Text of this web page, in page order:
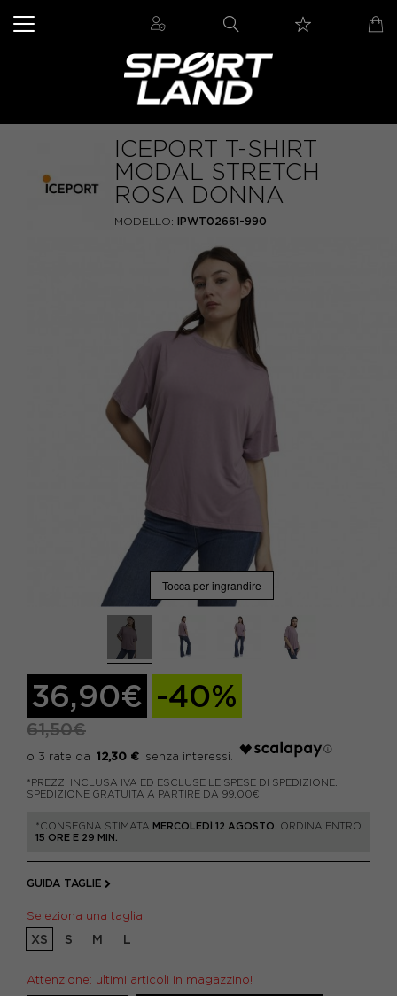
ICEPORT T-SHIRT
MODAL STRETCH
ROSA DONNA
MODELLO: IPWT02661-990
Tocca per ingrandire
36,90€ -40%
61,50€
12,30 €
*PREZZI INCLUSA IVA ED ESCLUSE LE SPESE DI SPEDIZIONE.
SPEDIZIONE GRATUITA A PARTIRE DA 99,00€
*CONSEGNA STIMATA MERCOLEDÌ 12 AGOSTO.
ORDINA ENTRO
15 ORE E 29 MIN.
GUIDA TAGLIE
Seleziona una taglia
XS S M L
Attenzione: ultimi articoli in magazzino!